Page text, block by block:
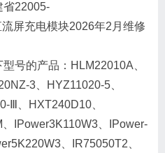
省22005-
屏充电模块2026年2月维修
号的产品：HLM22010A、
3、HYZ11020-5、
Ⅲ、HXT240D10、
、IPower3K110W3、IPower-
、IR75050T2、